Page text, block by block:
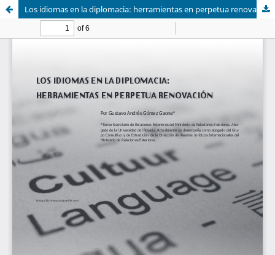
Los idiomas en la diplomacia: herramientas en perpetua renovación